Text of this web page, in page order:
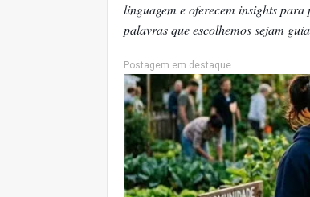
linguagem e oferecem insights
palavras que escolhemos sejam
Postagem em destaque